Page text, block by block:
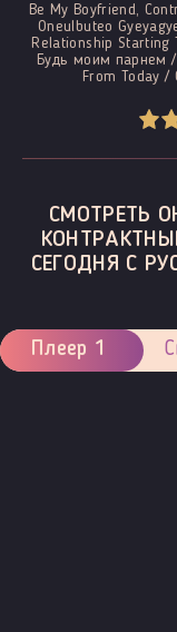
Be My Boyfriend,
Oneulbuteo
Relationship
Будь моим парнем /
From Today /
СМОТРЕТЬ
СЕГОДНЯ С
Плеер 1